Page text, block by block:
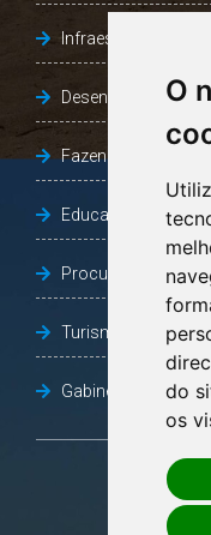
O
do
os
Infraestrutura,
Desenvolvimento
Fazenda e
Educação
Procuradoria
Turismo, Desporto
Gabinete Vice-